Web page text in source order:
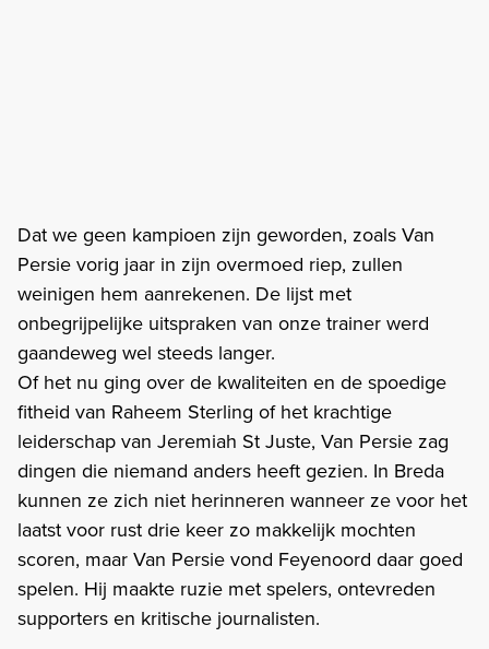
Dat we geen kampioen zijn geworden, zoals Van
Persie vorig jaar in zijn overmoed riep, zullen
weinigen hem aanrekenen. De lijst met
onbegrijpelijke uitspraken van onze trainer werd
gaandeweg wel steeds langer.
Of het nu ging over de kwaliteiten en de spoedige
fitheid van Raheem Sterling of het krachtige
leiderschap van Jeremiah St Juste, Van Persie zag
dingen die niemand anders heeft gezien. In Breda
kunnen ze zich niet herinneren wanneer ze voor het
laatst voor rust drie keer zo makkelijk mochten
scoren, maar Van Persie vond Feyenoord daar goed
spelen. Hij maakte ruzie met spelers, ontevreden
supporters en kritische journalisten.